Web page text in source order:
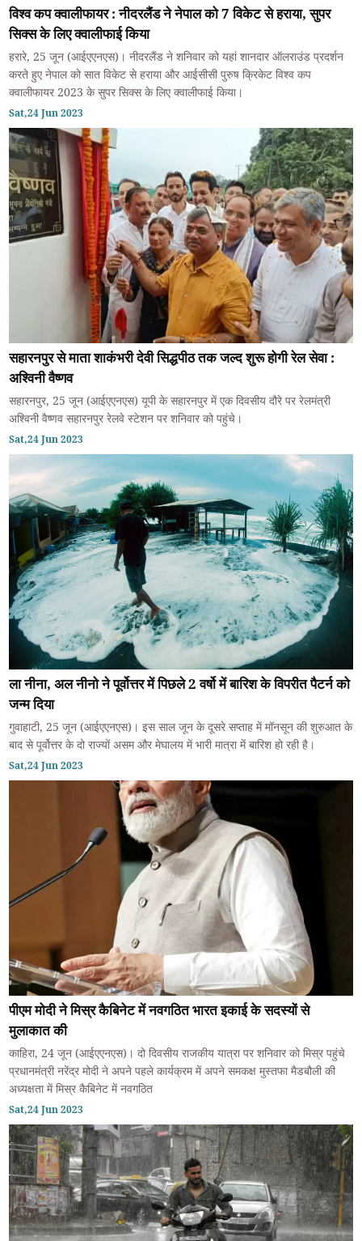
विश्व कप क्वालीफायर : नीदरलैंड ने नेपाल को 7 विकेट से हराया, सुपर
सिक्स के लिए क्वालीफाई किया
हरारे, 25 जून (आईएएनएस)। नीदरलैंड ने शनिवार को यहां शानदार ऑलराउंड प्रदर्शन
करते हुए नेपाल को सात विकेट से हराया और आईसीसी पुरुष क्रिकेट विश्व कप
क्वालीफायर 2023 के सुपर सिक्स के लिए क्वालीफाई किया।
Sat,24 Jun 2023
सहारनपुर से माता शाकंभरी देवी सिद्धपीठ तक जल्द शुरू होगी रेल सेवा :
अश्विनी वैष्णव
सहारनपुर, 25 जून (आईएएनएस) यूपी के सहारनपुर में एक दिवसीय दौरे पर रेलमंत्री
अश्विनी वैष्णव सहारनपुर रेलवे स्टेशन पर शनिवार को पहुंचे।
Sat,24 Jun 2023
ला नीना, अल नीनो ने पूर्वोत्तर में पिछले 2 वर्षो में बारिश के विपरीत पैटर्न को
जन्म दिया
गुवाहाटी, 25 जून (आईएएनएस)। इस साल जून के दूसरे सप्ताह में मॉनसून की शुरुआत के
बाद से पूर्वोत्तर के दो राज्यों असम और मेघालय में भारी मात्रा में बारिश हो रही है।
Sat,24 Jun 2023
पीएम मोदी ने मिस्र कैबिनेट में नवगठित भारत इकाई के सदस्यों से
मुलाकात की
काहिरा, 24 जून (आईएएनएस)। दो दिवसीय राजकीय यात्रा पर शनिवार को मिस्र पहुंचे
प्रधानमंत्री नरेंद्र मोदी ने अपने पहले कार्यक्रम में अपने समकक्ष मुस्तफा मैडबौली की
अध्यक्षता में मिस्र कैबिनेट में नवगठित
Sat,24 Jun 2023